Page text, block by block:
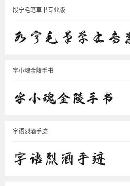
段宁毛笔草书专业版
字小魂金陵手书
字语烈酒手迹